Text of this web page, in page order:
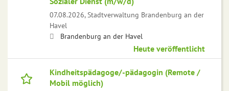
07.08.2026,Stadtverwaltung Brandenburg an der
Havel
Brandenburg an der Havel
Heute veröffentlicht
Kindheitspädagoge/-pädagogin (Remote /
Mobil möglich)